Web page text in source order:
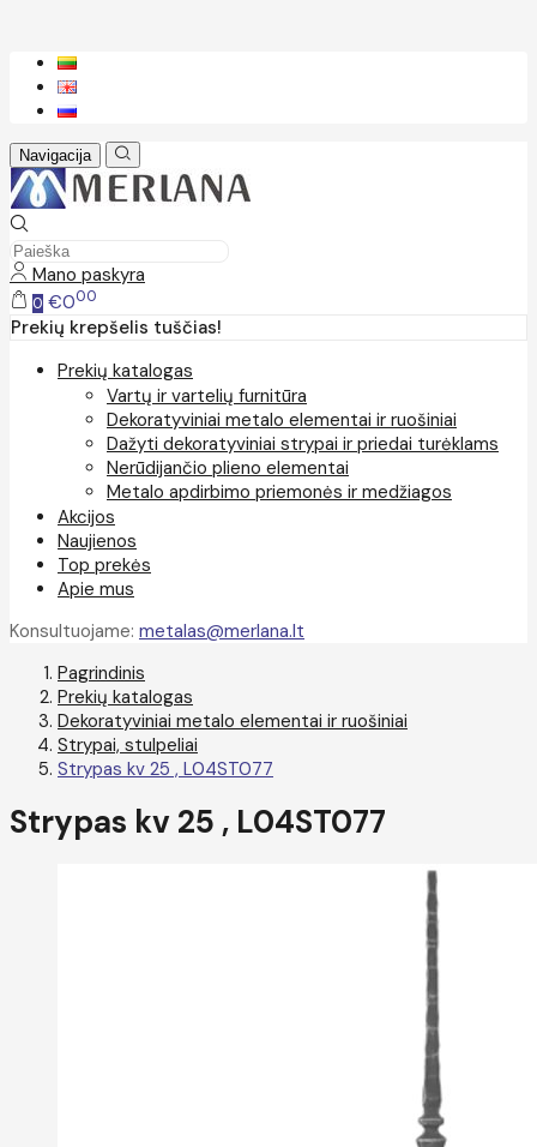
Navigacija
Mano paskyra
0 €000
Prekių krepšelis tuščias!
Prekių katalogas
Vartų ir vartelių furnitūra
Dekoratyviniai metalo elementai ir ruošiniai
Dažyti dekoratyviniai strypai ir priedai turėklams
Nerūdijančio plieno elementai
Metalo apdirbimo priemonės ir medžiagos
Akcijos
Naujienos
Top prekės
Apie mus
Konsultuojame: metalas@merlana.lt
Pagrindinis
Prekių katalogas
Dekoratyviniai metalo elementai ir ruošiniai
Strypai, stulpeliai
Strypas kv 25 , L04ST077
Strypas kv 25 , L04ST077